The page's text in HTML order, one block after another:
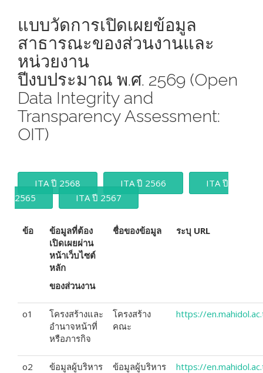
แบบวัดการเปิดเผยข้อมูล
สาธารณะของส่วนงานและ
หน่วยงาน
ปีงบประมาณ พ.ศ. 2569 (Open
Data Integrity and
Transparency Assessment:
OIT)
ITA ปี 2568 ITA ปี 2566
ITA ปี
2565
ITA ปี 2567
ข้อ
ข้อมูลที่ต้อง
เปิดเผยผ่าน
หน้าเว็บไซต์
หลัก
ของส่วนงาน
ชื่อของข้อมูล ระบุ URL
o1
โครงสร้างและ
อำนาจหน้าที่
หรือภารกิจ
โครงสร้าง
คณะ
https://
o2 ข้อมูลผู้บริหาร ข้อมูลผู้บริหาร https://